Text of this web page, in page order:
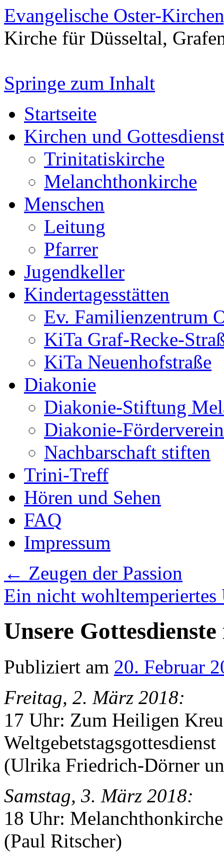
Evangelische Oster-
Kirche für Düsseltal,
Springe zum Inhalt
Startseite
Kirchen und
Trinitatiskirche
Melanchthonkirche
Menschen
Leitung
Pfarrer
Jugendkeller
Kindertagesstätten
Ev. Familienzentrum
KiTa Graf-Recke-
KiTa Neuenhofstraße
Diakonie
Diakonie-Stiftung
Diakonie-
Nachbarschaft stiften
Trini-Treff
Hören und Sehen
FAQ
Impressum
← Zeugen der Passion
Ein nicht
Unsere
Publiziert am 20. Februar
Freitag, 2. März 2018:
17 Uhr: Zum Heiligen
Weltgebetstagsgottesdienst
(Ulrika Friedrich-Dörner
Samstag, 3. März 2018:
18 Uhr:
(Paul Ritscher)